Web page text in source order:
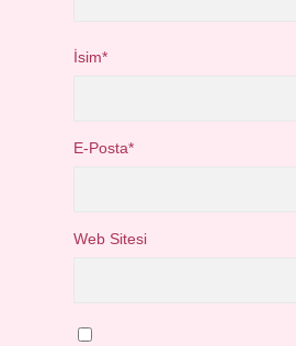
İsim*
E-Posta*
Web Sitesi